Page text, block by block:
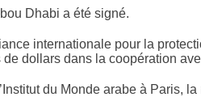
Dhabi a été signé.
internationale pour la
dollars dans la coopération
du Monde arabe à Paris,